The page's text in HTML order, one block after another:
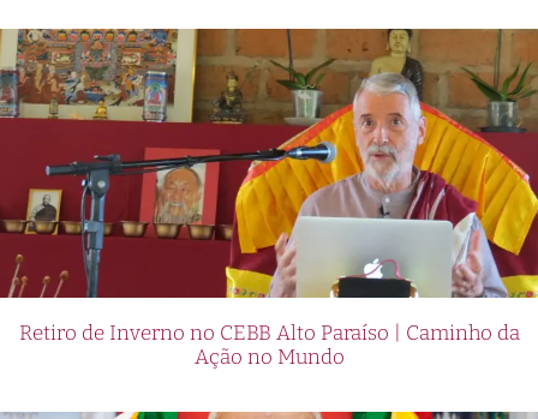
Retiro de Inverno no CEBB Alto Paraíso | Caminho da
Ação no Mundo